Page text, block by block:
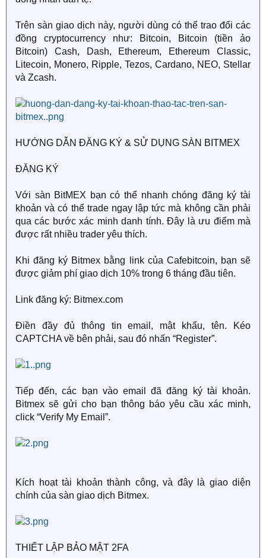
Trên sàn giao dịch này, người dùng có thể trao đổi các
đồng cryptocurrency như: Bitcoin, Bitcoin (tiền ảo
Bitcoin) Cash, Dash, Ethereum, Ethereum Classic,
Litecoin, Monero, Ripple, Tezos, Cardano, NEO, Stellar
và Zcash.
HƯỚNG DẪN ĐĂNG KÝ & SỬ DỤNG SÀN BITMEX
ĐĂNG KÝ
Với sàn BitMEX bạn có thể nhanh chóng đăng ký tài
khoản và có thể trade ngay lập tức mà không cần phải
qua các bước xác minh danh tính. Đây là ưu điểm mà
được rất nhiều trader yêu thích.
Khi đăng ký Bitmex bằng link của Cafebitcoin, bạn sẽ
được giảm phí giao dịch 10% trong 6 tháng đầu tiên.
Link đăng ký: Bitmex.com
Điền đầy đủ thông tin email, mật khẩu, tên. Kéo
CAPTCHA về bên phải, sau đó nhấn “Register”.
Tiếp đến, các bạn vào email đã đăng ký tài khoản.
Bitmex sẽ gửi cho bạn thông báo yêu cầu xác minh,
click “Verify My Email”.
Kích hoạt tài khoản thành công, và đây là giao diện
chính của sàn giao dịch Bitmex.
THIẾT LẬP BẢO MẬT 2FA